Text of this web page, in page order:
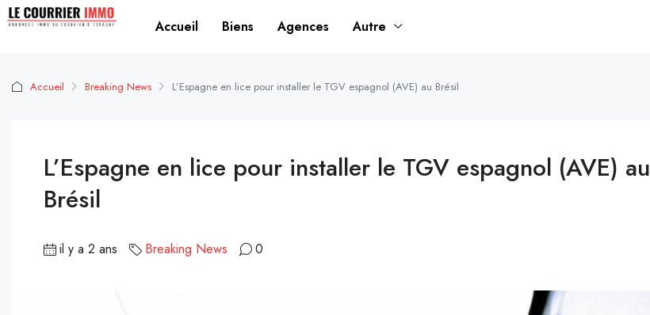
Accueil Biens Agences Autre
Accueil Breaking News L’Espagne en lice pour installer le TGV espagnol (AVE) au Brésil
L’Espagne en lice pour installer le TGV espagnol (AVE) au
Brésil
il y a 2 ans Breaking News 0